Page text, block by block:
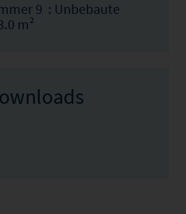
9 : Unbebaute
m²